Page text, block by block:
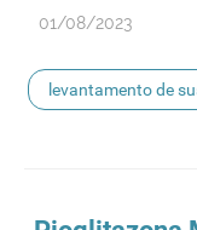
01/08/2023
levantamento de